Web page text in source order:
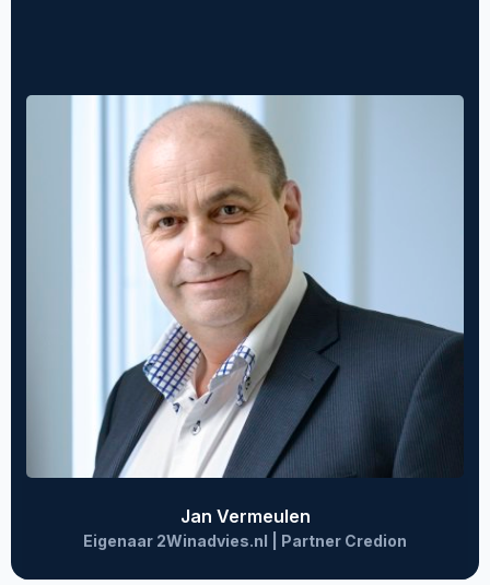
Jan Vermeulen
Eigenaar 2Winadvies.nl | Partner Credion